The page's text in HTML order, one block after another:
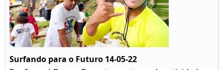
Surfando para o Futuro 14-05-22